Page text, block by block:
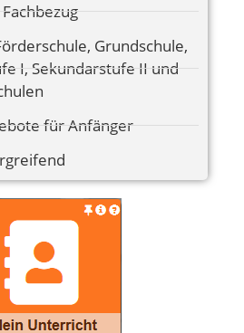
, Grundschule,
I, Sekundarstufe II und
für Anfänger